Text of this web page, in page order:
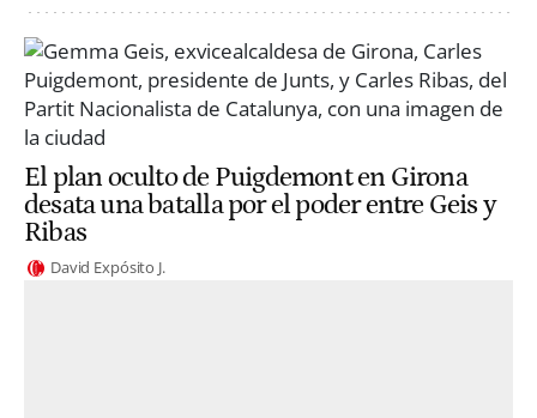
El plan oculto de Puigdemont en Girona
desata una batalla por el poder entre Geis y
Ribas
David Expósito J.